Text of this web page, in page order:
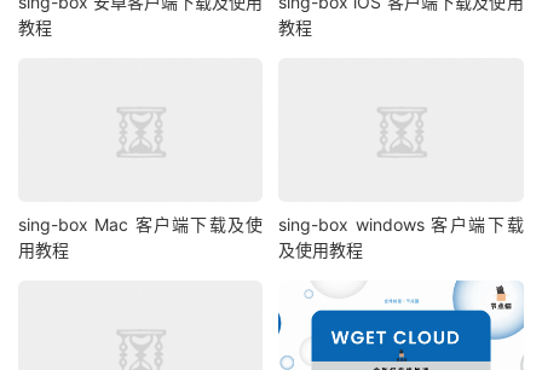
教程
教程
sing-box Mac 客户端下载及使
用教程
sing-box windows 客户端下载
及使用教程